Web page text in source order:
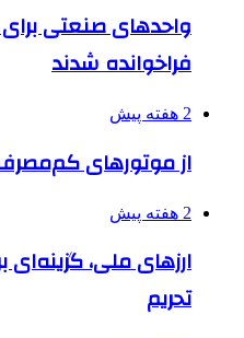
واحدهای صنعتی برای
فراخوانده شدند
2 هفته پیش
از موتورهای
2 هفته پیش
ارزهای ملی،
تحریم